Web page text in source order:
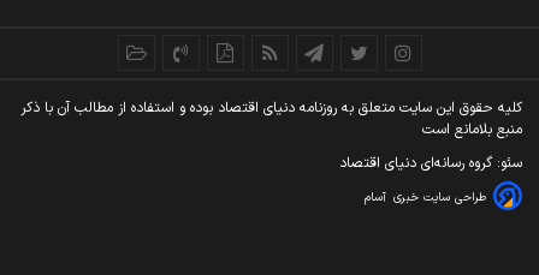
کليه حقوق اين سايت متعلق به روزنامه دنيای اقتصاد بوده و استفاده از مطالب آن با ذکر
منبع بلامانع است
سئو: گروه رسانه‌ای دنیای اقتصاد
طراحی سایت خبری آسام